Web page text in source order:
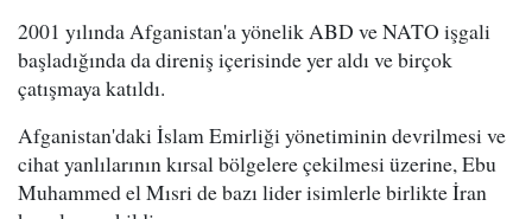
2001 yılında Afganistan'a yönelik ABD ve NATO işgali
başladığında da direniş içerisinde yer aldı ve birçok
çatışmaya katıldı.
Afganistan'daki İslam Emirliği yönetiminin devrilmesi ve
cihat yanlılarının kırsal bölgelere çekilmesi üzerine, Ebu
Muhammed el Mısri de bazı lider isimlerle birlikte İran